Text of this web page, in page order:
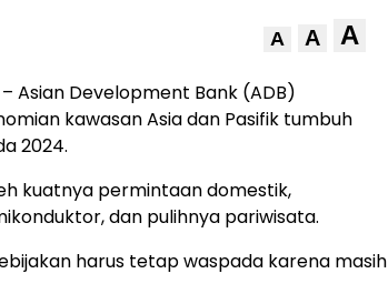
A A A
– Asian Development Bank (ADB)
kawasan Asia dan Pasifik tumbuh
2024.
kuatnya permintaan domestik,
dan pulihnya pariwisata.
harus tetap waspada karena masih